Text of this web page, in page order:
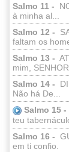
Salmo 11 -
à minha al...
Salmo 12 -
faltam os
Salmo 13 -
mim,
Salmo 14 -
Não há De...
Salmo 15 -
teu
Salmo 16 -
em ti confio.